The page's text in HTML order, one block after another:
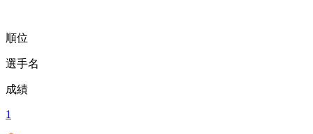
順位
選手名
成績
1